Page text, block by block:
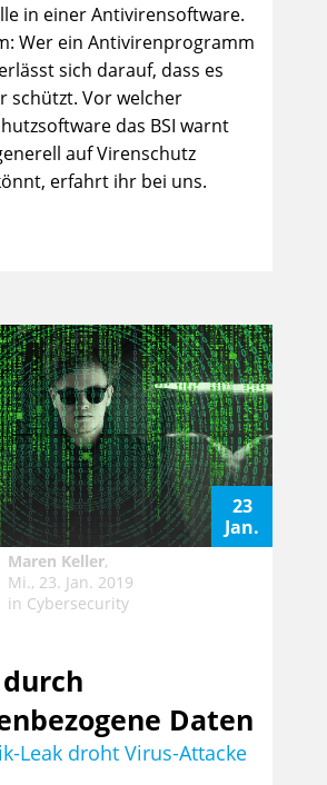
in einer Antivirensoftware.
Wer ein Antivirenprogramm
sich darauf, dass es
schützt. Vor welcher
das BSI warnt
auf Virenschutz
erfahrt ihr bei uns.
23
Jan.
Maren Keller,
Mi., 23. Jan. 2019
in Cybersecurity
Daten
Leak droht Virus-Attacke